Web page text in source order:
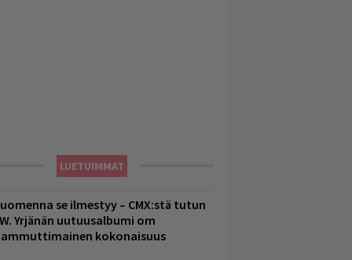
LUETUIMMAT
se ilmestyy – CMX:stä tutun
Yrjänän uutuusalbumi om
kokonaisuus